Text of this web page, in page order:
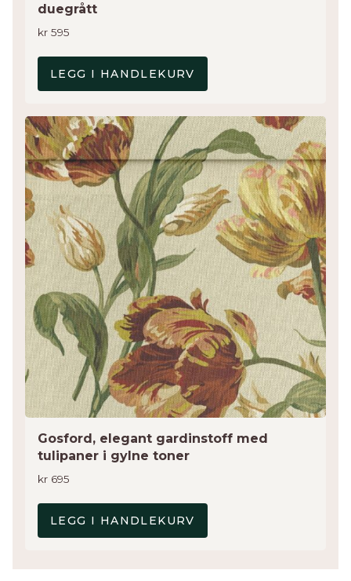
duegrått
kr 595
LEGG I HANDLEKURV
Gosford, elegant gardinstoff med
tulipaner i gylne toner
kr 695
LEGG I HANDLEKURV